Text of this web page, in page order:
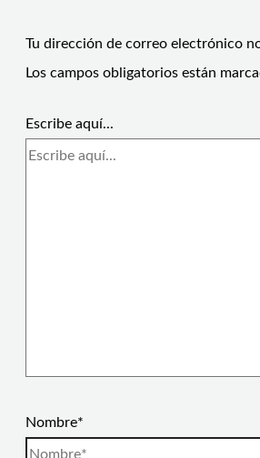
Tu dirección de correo electrónico
Los campos obligatorios están
Escribe aquí...
Nombre*